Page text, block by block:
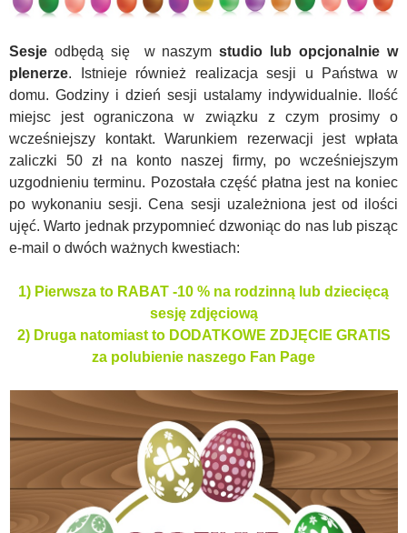
Sesje odbędą się w naszym studio lub opcjonalnie w
plenerze. Istnieje również realizacja sesji u Państwa w
domu. Godziny i dzień sesji ustalamy indywidualnie. Ilość
miejsc jest ograniczona w związku z czym prosimy o
wcześniejszy kontakt. Warunkiem rezerwacji jest wpłata
zaliczki 50 zł na konto naszej firmy, po wcześniejszym
uzgodnieniu terminu. Pozostała część płatna jest na koniec
po wykonaniu sesji. Cena sesji uzależniona jest od ilości
ujęć. Warto jednak przypomnieć dzwoniąc do nas lub pisząc
e-mail o dwóch ważnych kwestiach:
1) Pierwsza to RABAT -10 % na rodzinną lub dziecięcą
sesję zdjęciową
2) Druga natomiast to DODATKOWE ZDJĘCIE GRATIS
za polubienie naszego Fan Page